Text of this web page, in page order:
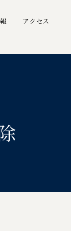
アクセス